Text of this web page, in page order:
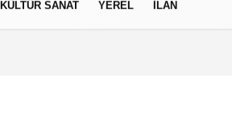
KÜLTÜR SANAT YEREL İLAN